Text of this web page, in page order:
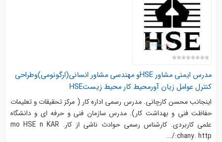
مدرس ایمنی مشاور HSEو مهندسی مشاور انسانی(ارگونومی)وطراحی
کنترل عوامل زیان آورمحیط کار محیط زیستHSE
اینجانب محسن کارچانی. مدرس رسمی اداره کار ( مرکز تحقیقات و تعلیمات
حفاظت فنی و بهداشت کار). مدرس سازمان فنی و حرفه ای و دانشگاه
علمی کاربردی. کارشناس رسمی حوادث ناشی از کار. mo HSE n KAR
chany. http:/...